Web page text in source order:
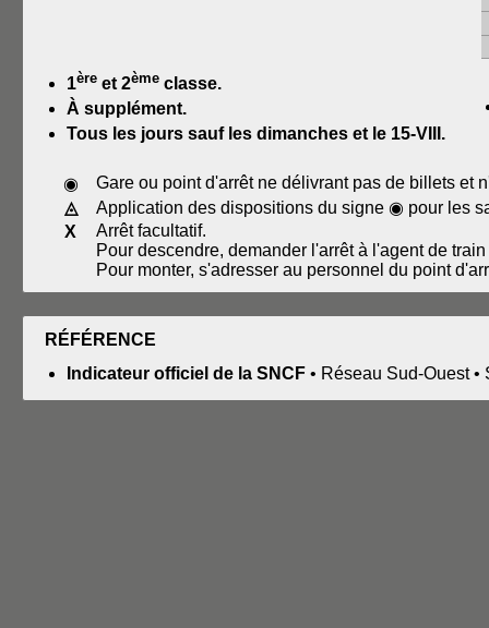
1ère et 2ème classe.
À supplément.
Tous les jours sauf les dimanches et le 15-VIII.
◉
Gare ou point d'arrêt ne délivrant pas de billets et
◬
Application des dispositions du signe ◉ pour les
X
Arrêt facultatif.
Pour descendre, demander l'arrêt à l'agent de
Pour monter, s'adresser au personnel du point
RÉFÉRENCE
Indicateur officiel de la SNCF • Réseau Sud-Ouest